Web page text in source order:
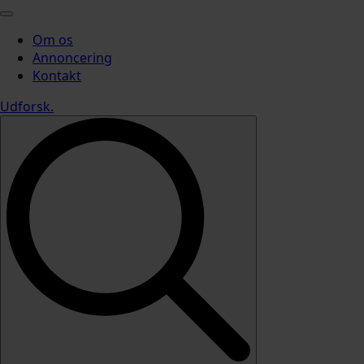
Om os
Annoncering
Kontakt
Udforsk.